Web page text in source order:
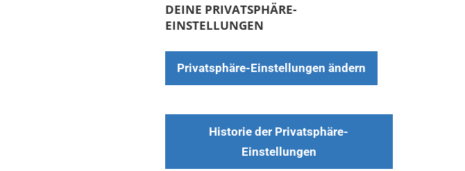
DEINE PRIVATSPHÄRE-
EINSTELLUNGEN
Privatsphäre-Einstellungen ändern
Historie der Privatsphäre-
Einstellungen